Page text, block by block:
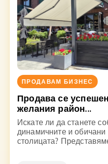
ПРОДАВАМ БИЗНЕС
Продава се
желания район...
Искате ли да станете
динамичните и обичани
столицата?